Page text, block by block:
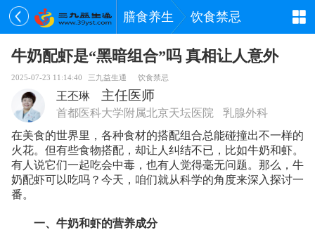
膳食养生 饮食禁忌
牛奶配虾是“黑暗组合”吗 真相让人意外
2025-07-23 11:14:40 三九益生通 饮食禁忌
王丕琳 主任医师
首都医科大学附属北京天坛医院
乳腺外科
在美食的世界里，各种食材的搭配组合总能碰撞出不一样的
火花。但有些食物搭配，却让人纠结不已，比如牛奶和虾。
有人说它们一起吃会中毒，也有人觉得毫无问题。那么，牛
奶配虾可以吃吗？今天，咱们就从科学的角度来深入探讨一
番。
一、牛奶和虾的营养成分